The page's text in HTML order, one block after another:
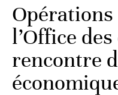
Opérations
l’Office
rencontre